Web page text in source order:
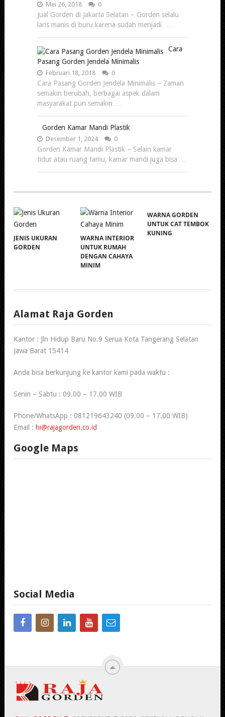
Mei 26, 2018 0
Jual Gorden di Jakarta Selatan – Gorden selalu
laris manis di buru karena sudah menjadi …
Cara
Pasang Gorden Jendela Minimalis
Februari 18, 2018 0
Cara Pasang Gorden Jendela Minimalis – Zaman
semakin berubah, berbagai aspek dalam
masyarakat pun semakin …
Gorden Kamar Mandi Plastik
Desember 1, 2024 0
Gorden Kamar Mandi Plastik – Selain kamar
tidur atau ruang tamu, kamar mandi juga bisa …
JENIS UKURAN
GORDEN
WARNA INTERIOR
UNTUK RUMAH
DENGAN CAHAYA
MINIM
WARNA GORDEN
UNTUK CAT TEMBOK
KUNING
Alamat Raja Gorden
Kantor : Jln Hidup Baru No.9 Serua Kota Tangerang Selatan
Jawa Barat 15414
Anda bisa berkunjung ke kantor kami pada waktu :
Senin – Sabtu : 09.00 – 17.00 WIB
Phone/WhatsApp : 081219643240 (09.00 – 17.00 WIB)
Email : hi@rajagorden.co.id
Google Maps
Social Media